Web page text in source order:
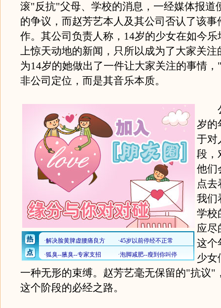
滚"反抗"父母、学校的消息，一经媒体报道
的争议，而赵芳艺本人及其公司否认了该事
作。其公司负责人称，14岁的少女在如今
上惊天动地的新闻，只所以成为了大家关注
为14岁的她做出了一件让大家关注的事情
非公司定位，而是其音乐本质。
公
岁的
于对
段，
他们
点去
我们
学校
应尽
这个
少女
一种无形的束缚。赵芳艺毫无保留的"抗议"
这个阶段的必经之路。